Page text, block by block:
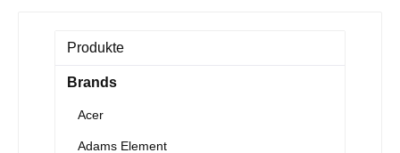
Produkte
Brands
Acer
Adams Element